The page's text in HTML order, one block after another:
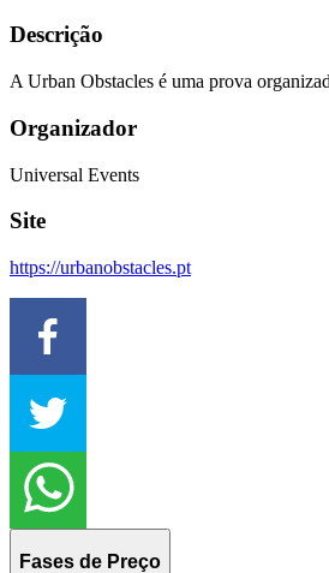
Descrição
A Urban Obstacles é uma prova
Organizador
Universal Events
Site
https://urbanobstacles.pt
Fases de Preço